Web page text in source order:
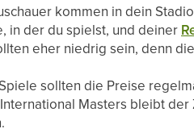
kommen in dein
in der du spielst, und deiner
eher niedrig sein, denn
sollten die Preise
Masters bleibt